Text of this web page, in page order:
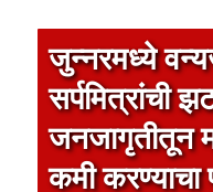
जुन्नरमध्ये
सर्पमित्रांची
जनजागृतीतून
कमी करण्याचा